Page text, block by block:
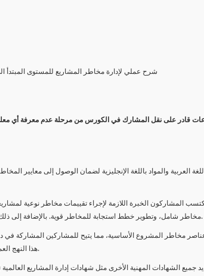
شرح عملي لإدارة مخاطر المشاريع للمستوى
مٌكثف لمدة 3 ساعات قادر على نقل المشارك في الكورس من مرحلة عدم
العربية والمواد باللغة الإنجليزية لضمان الوصول إلى
المشاركون الخبرة اللازمة لإجراء تقييمات مخاطر نوعية
مخاطر شامل، وتطوير خطط استجابة للمخاطر قوية. بالإضافة إلى ذلك، سيكتسبون المهارات لتقديم تقييمات المخاطر عبر لوحة معلومات فعالة.
مخاطر المشروع الأساسية، مما يتيح للمشاركين المشاركة في
هذا النهج العملي يمكنهم من تطبيق المفاهيم المكتسبة مباشرة على مشاريعهم الخاصة.